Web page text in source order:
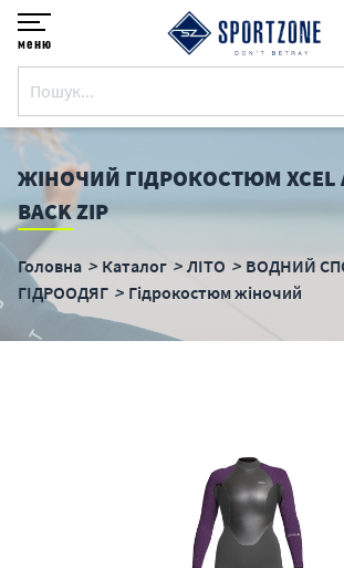
меню
ЖІНОЧИЙ ГІДРОКОСТЮМ XCEL
BACK ZIP
Головна Каталог ЛІТО
ВОДНИЙ
ГІДРООДЯГ
Гідрокостюм жіночий